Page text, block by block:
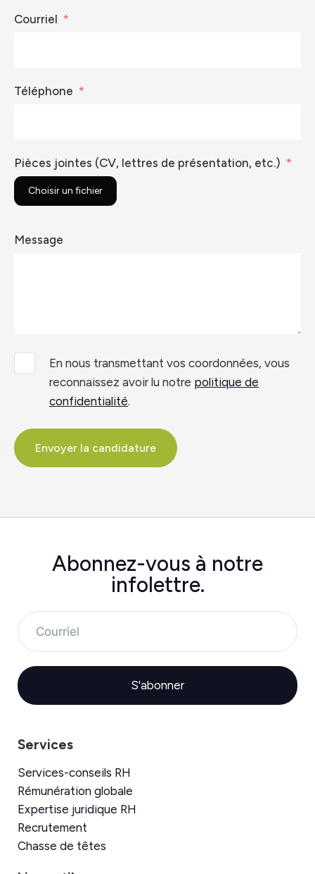
Courriel
Téléphone
Pièces jointes (CV, lettres de présentation, etc.)
Choisir un fichier
Message
En nous transmettant vos coordonnées, vous
reconnaissez avoir lu notre politique de
confidentialité.
Envoyer la candidature
Abonnez-vous à notre
infolettre.
S'abonner
Services
Services-conseils RH
Rémunération globale
Expertise juridique RH
Recrutement
Chasse de têtes